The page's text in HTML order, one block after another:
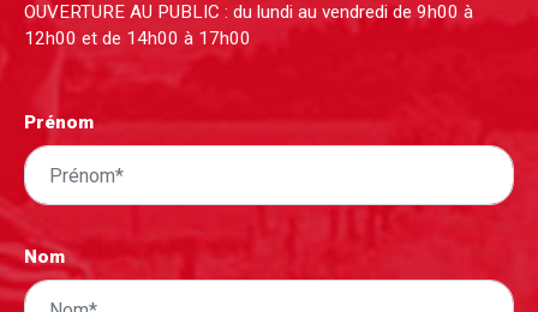
OUVERTURE AU PUBLIC : du lundi au vendredi de 9h00 à
12h00 et de 14h00 à 17h00
Prénom
Nom